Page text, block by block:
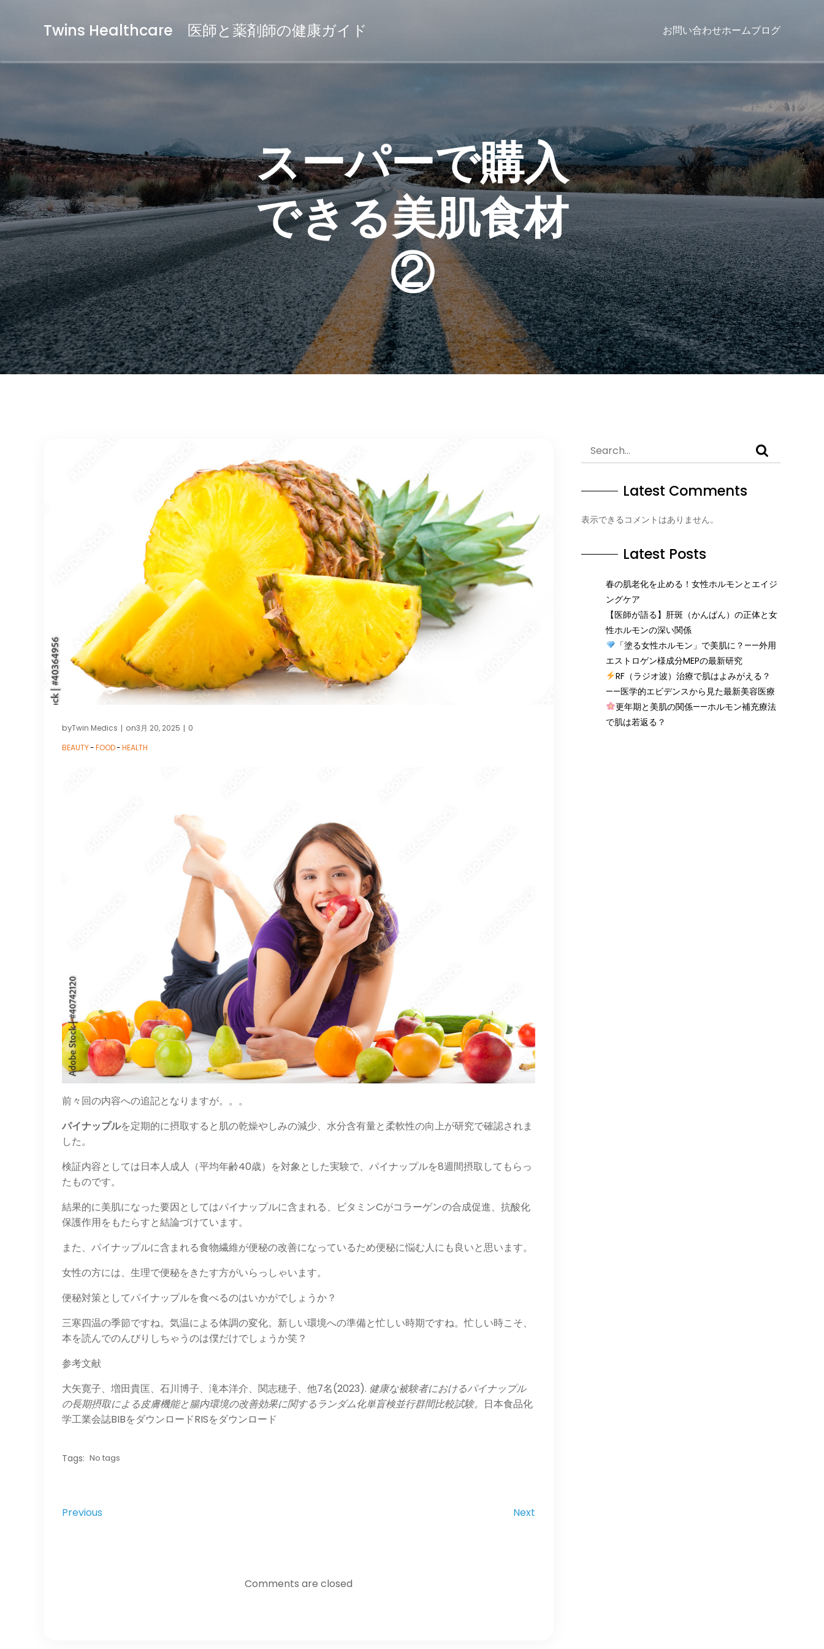
Twins Healthcare 医師と薬剤師の健康ガイド お問い合わせホームブログ
スーパーで購入
できる美肌食材
②
byTwin Medics | on3月 20, 2025 | 0
BEAUTY-FOOD-HEALTH
前々回の内容への追記となりますが。。。
パイナップルを定期的に摂取すると肌の乾燥やしみの減少、水分含有量と柔軟性の向上が研究で確認されま
した。
検証内容としては日本人成人（平均年齢40歳）を対象とした実験で、パイナップルを8週間摂取してもらっ
たものです。
結果的に美肌になった要因としてはパイナップルに含まれる、ビタミンCがコラーゲンの合成促進、抗酸化
保護作用をもたらすと結論づけています。
また、パイナップルに含まれる食物繊維が便秘の改善になっているため便秘に悩む人にも良いと思います。
女性の方には、生理で便秘をきたす方がいらっしゃいます。
便秘対策としてパイナップルを食べるのはいかがでしょうか？
三寒四温の季節ですね。気温による体調の変化。新しい環境への準備と忙しい時期ですね。忙しい時こそ、
本を読んでのんびりしちゃうのは僕だけでしょうか笑？
参考文献
大矢寛子、増田貴匡、石川博子、滝本洋介、関志穂子、他7名(2023). 健康な被験者におけるパイナップル
の長期摂取による皮膚機能と腸内環境の改善効果に関するランダム化単盲検並行群間比較試験。 日本食品化
学工業会誌BIBをダウンロードRISをダウンロード
Tags: No tags
Previous Next
Comments are closed
Latest Comments
表示できるコメントはありません。
Latest Posts
春の肌老化を止める！女性ホルモンとエイジ
ングケア
【医師が語る】肝斑（かんぱん）の正体と女
性ホルモンの深い関係
「塗る女性ホルモン」で美肌に？——外用
エストロゲン様成分MEPの最新研究
RF（ラジオ波）治療で肌はよみがえる？
——医学的エビデンスから見た最新美容医療
更年期と美肌の関係——ホルモン補充療法
で肌は若返る？